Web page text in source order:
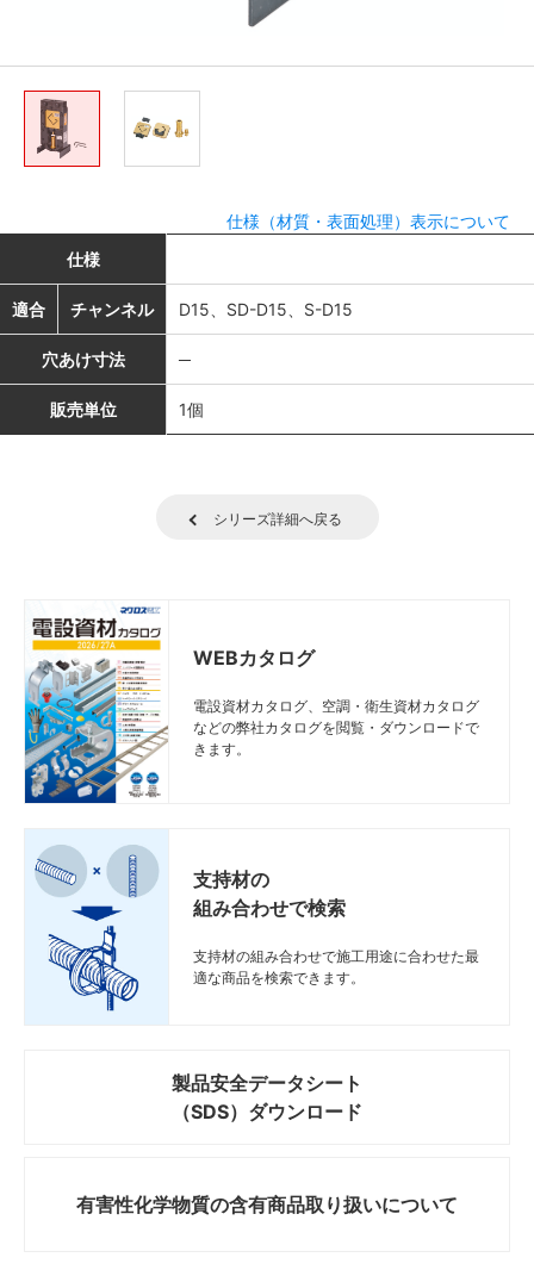
仕様（材質・表面処理）表示について
仕様
適合 チャンネル D15、SD-D15、S-D15
穴あけ寸法 ─
販売単位 1個
シリーズ詳細へ戻る
WEBカタログ
電設資材カタログ、空調・衛生資材カタログ
などの弊社カタログを閲覧・ダウンロードで
きます。
支持材の
組み合わせで検索
支持材の組み合わせで施工用途に合わせた最
適な商品を検索できます。
製品安全データシート
（SDS）ダウンロード
有害性化学物質の含有商品取り扱いについて